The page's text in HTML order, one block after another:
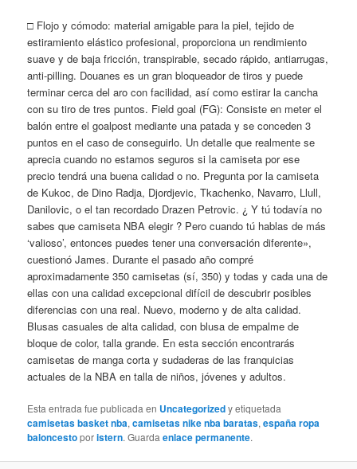
□ Flojo y cómodo: material amigable para la piel, tejido de
estiramiento elástico profesional, proporciona un rendimiento
suave y de baja fricción, transpirable, secado rápido, antiarrugas,
anti-pilling. Douanes es un gran bloqueador de tiros y puede
terminar cerca del aro con facilidad, así como estirar la cancha
con su tiro de tres puntos. Field goal (FG): Consiste en meter el
balón entre el goalpost mediante una patada y se conceden 3
puntos en el caso de conseguirlo. Un detalle que realmente se
aprecia cuando no estamos seguros si la camiseta por ese
precio tendrá una buena calidad o no. Pregunta por la camiseta
de Kukoc, de Dino Radja, Djordjevic, Tkachenko, Navarro, Llull,
Danilovic, o el tan recordado Drazen Petrovic. ¿ Y tú todavía no
sabes que camiseta NBA elegir ? Pero cuando tú hablas de más
‘valioso’, entonces puedes tener una conversación diferente»,
cuestionó James. Durante el pasado año compré
aproximadamente 350 camisetas (sí, 350) y todas y cada una de
ellas con una calidad excepcional difícil de descubrir posibles
diferencias con una real. Nuevo, moderno y de alta calidad.
Blusas casuales de alta calidad, con blusa de empalme de
bloque de color, talla grande. En esta sección encontrarás
camisetas de manga corta y sudaderas de las franquicias
actuales de la NBA en talla de niños, jóvenes y adultos.
Esta entrada fue publicada en Uncategorizedy etiquetada
camisetas basket nba,camisetas nike nba baratas,españa ropa
baloncestoporistern. Guardaenlace permanente.